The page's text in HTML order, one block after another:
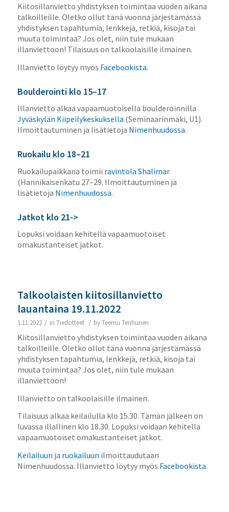
Kiitosillanvietto yhdistyksen toimintaa vuoden aikana
talkoilleille. Oletko ollut tänä vuonna järjestämässä
yhdistyksen tapahtumia, lenkkejä, retkiä, kisoja tai
muuta toimintaa? Jos olet, niin tule mukaan
illanviettoon! Tilaisuus on talkoolaisille ilmainen.
Illanvietto löytyy myös Facebookista.
Boulderointi klo 15–17
Illanvietto alkaa vapaamuotoisella boulderoinnilla
Jyväskylän Kiipeilykeskuksella (Seminaarinmäki, U1).
Ilmoittautuminen ja lisätietoja Nimenhuudossa.
Ruokailu klo 18–21
Ruokailupaikkana toimii ravintola Shalimar
(Hannikaisenkatu 27–29. Ilmoittautuminen ja
lisätietoja Nimenhuudossa.
Jatkot klo 21->
Lopuksi voidaan kehitellä vapaamuotoiset
omakustanteiset jatkot.
Talkoolaisten kiitosillanvietto
lauantaina 19.11.2022
1.11.2022 / in Tiedotteet / byTeemu Tenhunen
Kiitosillanvietto yhdistyksen toimintaa vuoden aikana
talkoilleille. Oletko ollut tänä vuonna järjestämässä
yhdistyksen tapahtumia, lenkkejä, retkiä, kisoja tai
muuta toimintaa? Jos olet, niin tule mukaan
illanviettoon!
Illanvietto on talkoolaisille ilmainen.
Tilaisuus alkaa keilailulla klo 15.30. Tämän jälkeen on
luvassa illallinen klo 18.30. Lopuksi voidaan kehitellä
vapaamuotoiset omakustanteiset jatkot.
Keilailuun ja ruokailuun ilmoittaudutaan
Nimenhuudossa. Illanvietto löytyy myös Facebookista.